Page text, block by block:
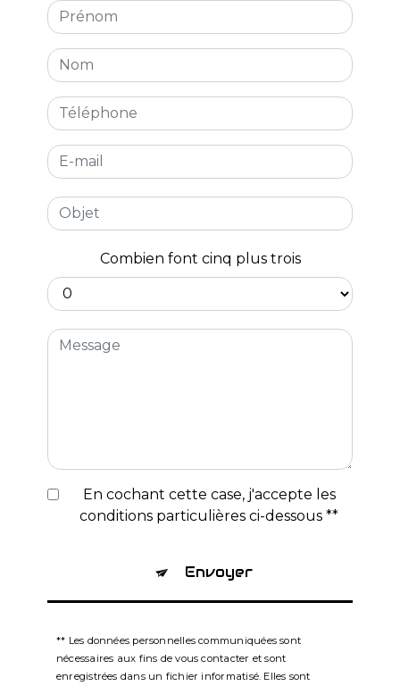
Combien font cinq plus trois
En cochant cette case, j'accepte les
conditions particulières ci-dessous **
Envoyer
** Les données personnelles communiquées sont
nécessaires aux fins de vous contacter et sont
enregistrées dans un fichier informatisé. Elles sont